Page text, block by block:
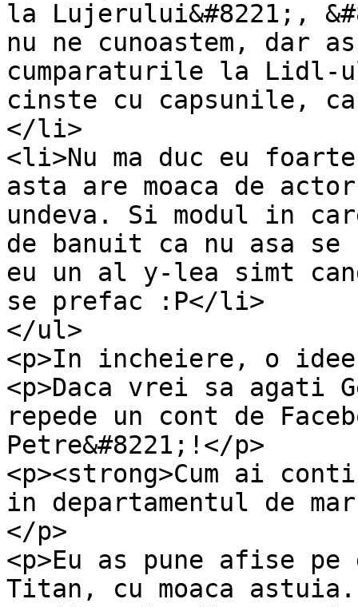
la Lujerului&#8221;,
nu ne cunoastem, dar
cumparaturile la Lidl-
cinste cu capsunile,
</li>
<li>Nu ma duc eu
asta are moaca de
undeva. Si modul in
de banuit ca nu asa se
eu un al y-lea simt
se prefac :P</li>
</ul>
<p>In incheiere, o
<p>Daca vrei sa agati
repede un cont de
Petre&#8221;!</p>
<p><strong>Cum ai
in departamentul de
</p>
<p>Eu as pune afise
Titan, cu moaca